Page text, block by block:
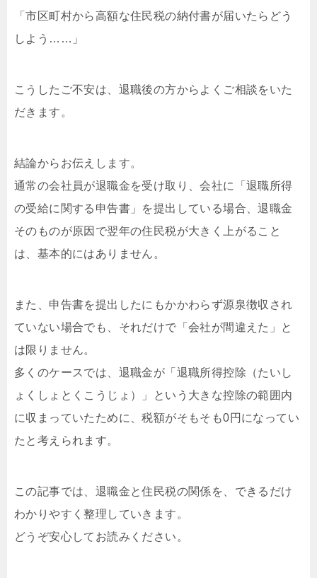
「市区町村から高額な住民税の納付書が届いたらどう
しよう……」
こうしたご不安は、退職後の方からよくご相談をいた
だきます。
結論からお伝えします。
通常の会社員が退職金を受け取り、会社に「退職所得
の受給に関する申告書」を提出している場合、退職金
そのものが原因で翌年の住民税が大きく上がること
は、基本的にはありません。
また、申告書を提出したにもかかわらず源泉徴収され
ていない場合でも、それだけで「会社が間違えた」と
は限りません。
多くのケースでは、退職金が「退職所得控除（たいし
ょくしょとくこうじょ）」という大きな控除の範囲内
に収まっていたために、税額がそもそも0円になってい
たと考えられます。
この記事では、退職金と住民税の関係を、できるだけ
わかりやすく整理していきます。
どうぞ安心してお読みください。